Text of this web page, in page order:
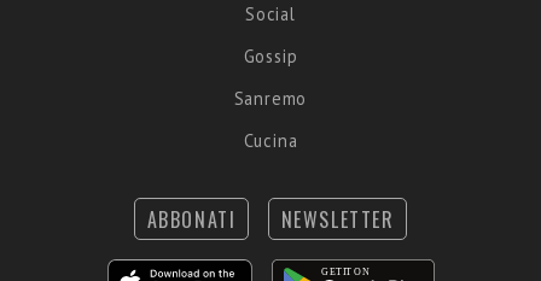
Social
Gossip
Sanremo
Cucina
ABBONATI NEWSLETTER